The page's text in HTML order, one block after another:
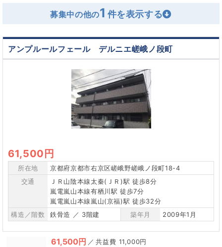
募集中の他の1
アンプルールフェール デルニエ嵯峨ノ段町
61,500円
所在地
京都府京都市右京区嵯峨野嵯峨ノ段町18-4
交通
ＪＲ山陰本線太秦(ＪＲ)駅 徒歩8分
嵐電嵐山本線有栖川駅 徒歩7分
嵐電嵐山本線嵐山(京福)駅 徒歩32分
構造／階数
鉄骨造 ／ 3階建 築年月 2009年1月
61,500円 ／
11,000円